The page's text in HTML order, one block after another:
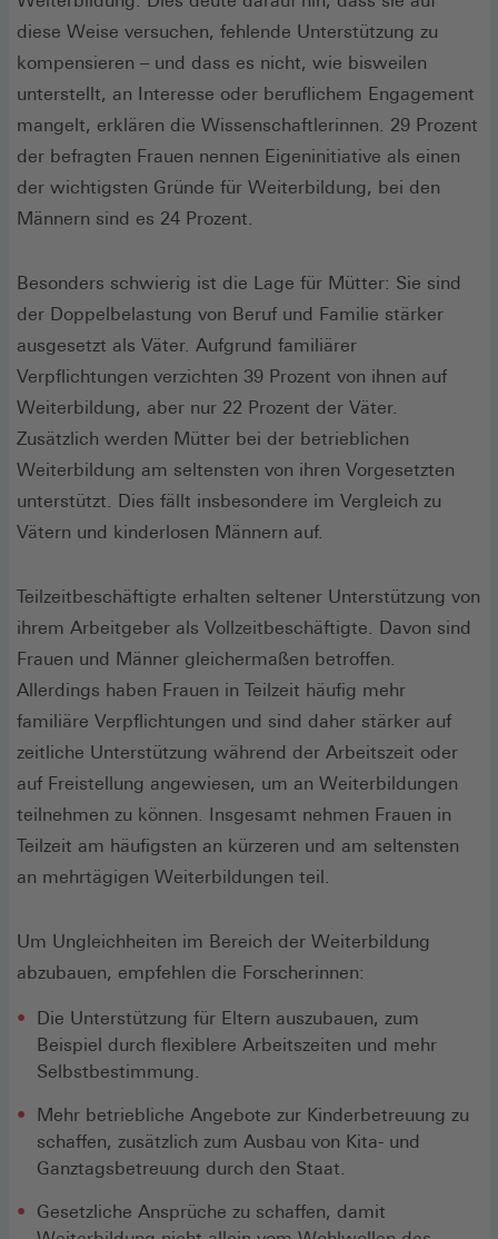
diese Weise versuchen, fehlende Unterstützung zu
kompensieren – und dass es nicht, wie bisweilen
unterstellt, an Interesse oder beruflichem Engagement
mangelt, erklären die Wissenschaftlerinnen. 29 Prozent
der befragten Frauen nennen Eigeninitiative als einen
der wichtigsten Gründe für Weiterbildung, bei den
Männern sind es 24 Prozent.
Besonders schwierig ist die Lage für Mütter: Sie sind
der Doppelbelastung von Beruf und Familie stärker
ausgesetzt als Väter. Aufgrund familiärer
Verpflichtungen verzichten 39 Prozent von ihnen auf
Weiterbildung, aber nur 22 Prozent der Väter.
Zusätzlich werden Mütter bei der betrieblichen
Weiterbildung am seltensten von ihren Vorgesetzten
unterstützt. Dies fällt insbesondere im Vergleich zu
Vätern und kinderlosen Männern auf.
Teilzeitbeschäftigte erhalten seltener Unterstützung von
ihrem Arbeitgeber als Vollzeitbeschäftigte. Davon sind
Frauen und Männer gleichermaßen betroffen.
Allerdings haben Frauen in Teilzeit häufig mehr
familiäre Verpflichtungen und sind daher stärker auf
zeitliche Unterstützung während der Arbeitszeit oder
auf Freistellung angewiesen, um an Weiterbildungen
teilnehmen zu können. Insgesamt nehmen Frauen in
Teilzeit am häufigsten an kürzeren und am seltensten
an mehrtägigen Weiterbildungen teil.
Um Ungleichheiten im Bereich der Weiterbildung
abzubauen, empfehlen die Forscherinnen:
Die Unterstützung für Eltern auszubauen, zum
Beispiel durch flexiblere Arbeitszeiten und mehr
Selbstbestimmung.
Mehr betriebliche Angebote zur Kinderbetreuung zu
schaffen, zusätzlich zum Ausbau von Kita- und
Ganztagsbetreuung durch den Staat.
Gesetzliche Ansprüche zu schaffen, damit